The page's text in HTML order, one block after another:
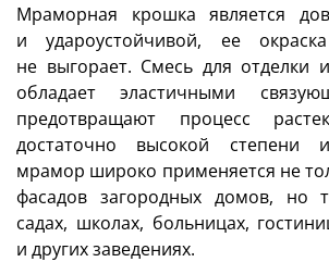
Мраморная крошка является
и удароустойчивой, ее
не выгорает. Смесь для отделки
обладает эластичными
предотвращают процесс
достаточно высокой степени
мрамор широко применяется не
фасадов загородных домов, но
садах, школах, больницах,
и других заведениях.